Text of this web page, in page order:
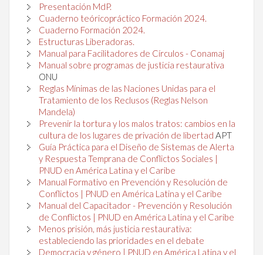
Presentación MdP.
Cuaderno teóricopráctico Formación 2024.
Cuaderno Formación 2024.
Estructuras Liberadoras.
Manual para Facilitadores de Círculos - Conamaj
Manual sobre programas de justicia restaurativa
ONU
Reglas Mínimas de las Naciones Unidas para el
Tratamiento de los Reclusos (Reglas Nelson
Mandela)
Prevenir la tortura y los malos tratos: cambios en la
cultura de los lugares de privación de libertad APT
Guía Práctica para el Diseño de Sistemas de Alerta
y Respuesta Temprana de Conflictos Sociales |
PNUD en América Latina y el Caribe
Manual Formativo en Prevención y Resolución de
Conflictos | PNUD en América Latina y el Caribe
Manual del Capacitador - Prevención y Resolución
de Conflictos | PNUD en América Latina y el Caribe
Menos prisión, más justicia restaurativa:
estableciendo las prioridades en el debate
Democracia y género | PNUD en América Latina y el